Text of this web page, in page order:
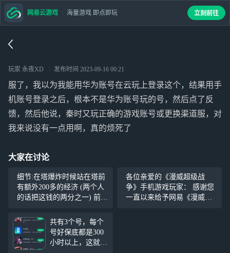
玩家 永夜XD 发布时间 2023-09-16 00:21
服了，我以为我能用华为账号在云玩上登录这个，结果用手
机账号登录之后，根本不是华为账号玩的号，然后点了反
馈，然后他说，秦时又玩正确的游戏账号或更换渠道服，对
我来说没有一点用啊，真的烦死了
大家在讨论
细节:在塔爆炸时候站在塔前
有额外200多的经济 (两个人
的话把这钱的两分之一) 前期
让我们的宇宙能量领先，可
以提前召唤吞星 浣熊最好别
玩暴击:暴击虽好但是这下一
次普攻的时间里可
各位亲爱的《漫威超级战
争》手机游戏玩家： 感谢您
一直以来给予网易《漫威超
共有3个号，每个
号好保底都是300
小时以上，这就是
网易云游戏 海量游戏 即点即玩 立刻前往